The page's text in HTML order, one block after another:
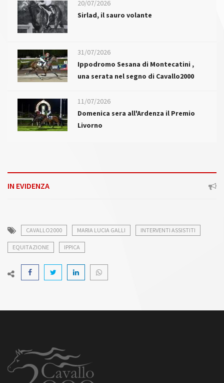
20/07/2026
Sirlad, il sauro volante
31/07/2026
Ippodromo Sesana di Montecatini ,
una serata nel segno di Cavallo2000
11/07/2026
Domenica sera all'Ardenza il Premio
Livorno
IN EVIDENZA
CAVALLO2000 MARIA LUCIA GALLI INTERVENTI ASSISTITI
EQUITAZIONE IPPICA